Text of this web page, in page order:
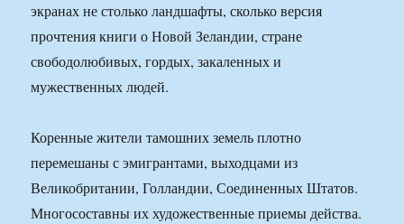
экранах не столько ландшафты, сколько версия
прочтения книги о Новой Зеландии, стране
свободолюбивых, гордых, закаленных и
мужественных людей.
Коренные жители тамошних земель плотно
перемешаны с эмигрантами, выходцами из
Великобритании, Голландии, Соединенных Штатов.
Многосоставны их художественные приемы действа.